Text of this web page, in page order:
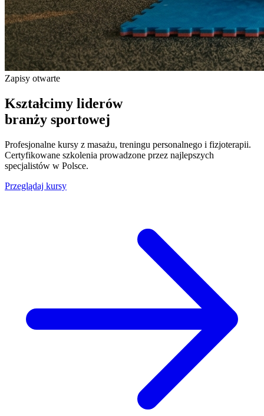
Zapisy otwarte
Kształcimy liderów
branży sportowej
Profesjonalne kursy z masażu, treningu personalnego i fizjoterapii.
Certyfikowane szkolenia prowadzone przez najlepszych
specjalistów w Polsce.
Przeglądaj kursy